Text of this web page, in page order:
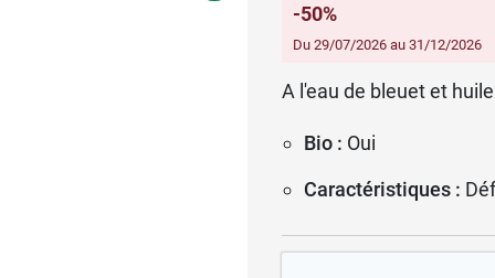
-50%
Du 29/07/2026 au 31/12/2026
A l'eau de bleuet et
Bio : Oui
Caractéristiques :